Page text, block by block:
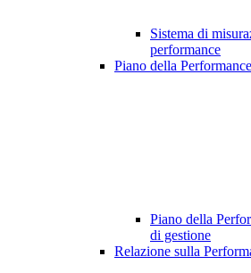
Sistema di
performance
Piano della Performance
Piano della
di gestione
Relazione sulla